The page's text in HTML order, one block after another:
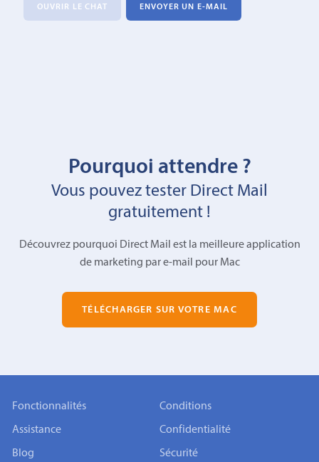
OUVRIR LE CHAT ENVOYER UN E-MAIL
Pourquoi attendre ?
Vous pouvez tester Direct Mail
gratuitement !
Découvrez pourquoi Direct Mail est la meilleure application
de marketing par e-mail pour Mac
TÉLÉCHARGER SUR VOTRE MAC
Fonctionnalités
Assistance
Blog
Conditions
Confidentialité
Sécurité